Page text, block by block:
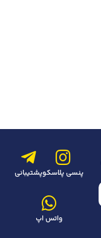
پنسی پلاسکوپشتیبانی
واتس اپ